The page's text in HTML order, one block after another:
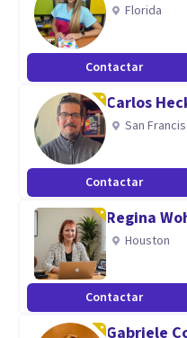
Florida
Contactar
Carlos
San
Contactar
Regina
Houston
Contactar
Gabriele